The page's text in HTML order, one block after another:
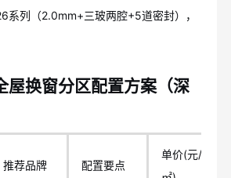
系列（2.0mm+三玻两腔+5道密封），
屋换窗分区配置方案（深
推荐品牌 配置要点
单价(元/